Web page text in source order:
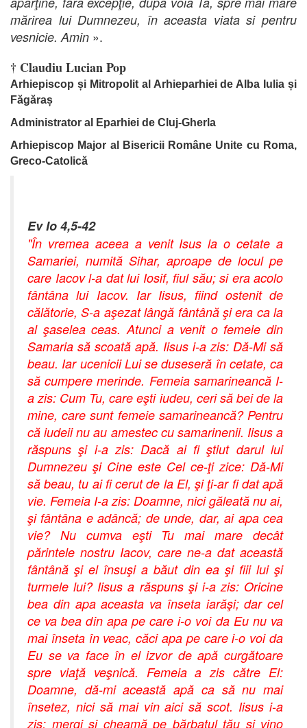
mărirea lui Dumnezeu, în aceasta viata si pentru
vesnicie. Amin ».
† Claudiu Lucian Pop
Arhiepiscop și Mitropolit al Arhieparhiei de Alba Iulia și
Făgăraș
Administrator al Eparhiei de Cluj-Gherla
Arhiepiscop Major al Bisericii Române Unite cu Roma,
Greco-Catolică
Ev Io 4,5-42
"În vremea aceea a venit Isus la o cetate a
Samariei, numită Sihar, aproape de locul pe
care Iacov l-a dat lui Iosif, fiul său; si era acolo
fântâna lui Iacov. Iar Iisus, fiind ostenit de
călătorie, S-a aşezat lângă fântână şi era ca la
al şaselea ceas. Atunci a venit o femeie din
Samaria să scoată apă. Iisus i-a zis: Dă-Mi să
beau. Iar ucenicii Lui se duseseră în cetate, ca
să cumpere merinde. Femeia samarineancă I-
a zis: Cum Tu, care eşti iudeu, ceri să bei de la
mine, care sunt femeie samarineancă? Pentru
că iudeii nu au amestec cu samarinenii. Iisus a
răspuns şi i-a zis: Dacă ai fi ştiut darul lui
Dumnezeu şi Cine este Cel ce-ţi zice: Dă-Mi
să beau, tu ai fi cerut de la El, şi ţi-ar fi dat apă
vie. Femeia I-a zis: Doamne, nici găleată nu ai,
şi fântâna e adâncă; de unde, dar, ai apa cea
vie? Nu cumva eşti Tu mai mare decât
părintele nostru Iacov, care ne-a dat această
fântână şi el însuşi a băut din ea şi fiii lui şi
turmele lui? Iisus a răspuns şi i-a zis: Oricine
bea din apa aceasta va înseta iarăşi; dar cel
ce va bea din apa pe care i-o voi da Eu nu va
mai înseta în veac, căci apa pe care i-o voi da
Eu se va face în el izvor de apă curgătoare
spre viaţă veşnică. Femeia a zis către El:
Doamne, dă-mi această apă ca să nu mai
însetez, nici să mai vin aici să scot. Iisus i-a
zis: mergi şi cheamă pe bărbatul tău şi vino